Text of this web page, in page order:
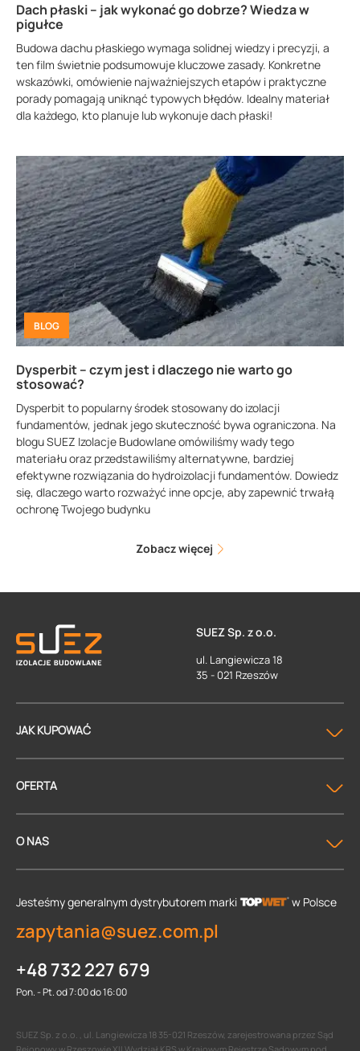
Dach płaski – jak wykonać go dobrze? Wiedza w
pigułce
Budowa dachu płaskiego wymaga solidnej wiedzy i precyzji, a
ten film świetnie podsumowuje kluczowe zasady. Konkretne
wskazówki, omówienie najważniejszych etapów i praktyczne
porady pomagają uniknąć typowych błędów. Idealny materiał
dla każdego, kto planuje lub wykonuje dach płaski!
BLOG
Dysperbit – czym jest i dlaczego nie warto go
stosować?
Dysperbit to popularny środek stosowany do izolacji
fundamentów, jednak jego skuteczność bywa ograniczona. Na
blogu SUEZ Izolacje Budowlane omówiliśmy wady tego
materiału oraz przedstawiliśmy alternatywne, bardziej
efektywne rozwiązania do hydroizolacji fundamentów. Dowiedz
się, dlaczego warto rozważyć inne opcje, aby zapewnić trwałą
ochronę Twojego budynku
Zobacz więcej
SUEZ Sp. z o.o.
ul. Langiewicza 18
35 - 021 Rzeszów
JAK KUPOWAĆ
OFERTA
O NAS
Jesteśmy generalnym dystrybutorem marki w Polsce
zapytania@suez.com.pl
+48 732 227 679
Pon. - Pt. od 7:00 do 16:00
SUEZ Sp. z o.o. , ul. Langiewicza 18 35-021 Rzeszów, zarejestrowana przez Sąd